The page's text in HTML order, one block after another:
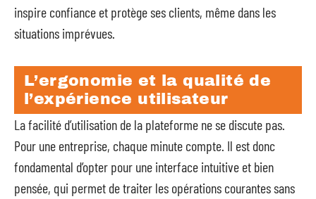
inspire confiance et protège ses clients, même dans les
situations imprévues.
L’ergonomie et la qualité de
l’expérience utilisateur
La facilité d’utilisation de la plateforme ne se discute pas.
Pour une entreprise, chaque minute compte. Il est donc
fondamental d’opter pour une interface intuitive et bien
pensée, qui permet de traiter les opérations courantes sans